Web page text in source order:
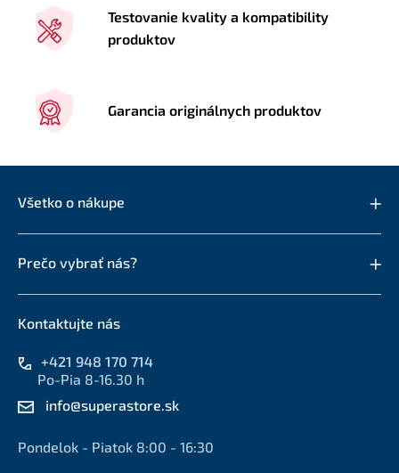
Testovanie kvality a kompatibility
produktov
Garancia originálnych produktov
Všetko o nákupe
Prečo vybrať nás?
Kontaktujte nás
+421 948 170 714
Po-Pia 8-16.30 h
info@superastore.sk
Pondelok - Piatok 8:00 - 16:30